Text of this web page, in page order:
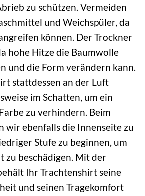
zu schützen. Vermeiden
und Weichspüler, da
können. Der Trockner
hohe Hitze die Baumwolle
und die Form verändern kann.
stattdessen an der Luft
im Schatten, um ein
zu verhindern. Beim
wir ebenfalls die Innenseite zu
Stufe zu beginnen, um
zu beschädigen. Mit der
Ihr Trachtenshirt seine
und seinen Tragekomfort